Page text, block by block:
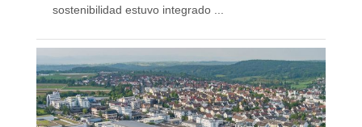
sostenibilidad estuvo integrado ...